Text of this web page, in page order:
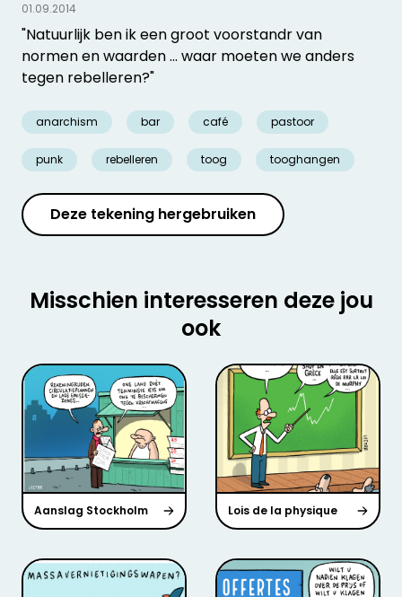
"Natuurlijk ben ik een groot voorstandr van
normen en waarden ... waar moeten we anders
tegen rebelleren?"
anarchism bar café pastoor
punk rebelleren toog tooghangen
01.09.2014
Deze tekening hergebruiken
Misschien interesseren deze jou
ook
Aanslag Stockholm Lois de la physique